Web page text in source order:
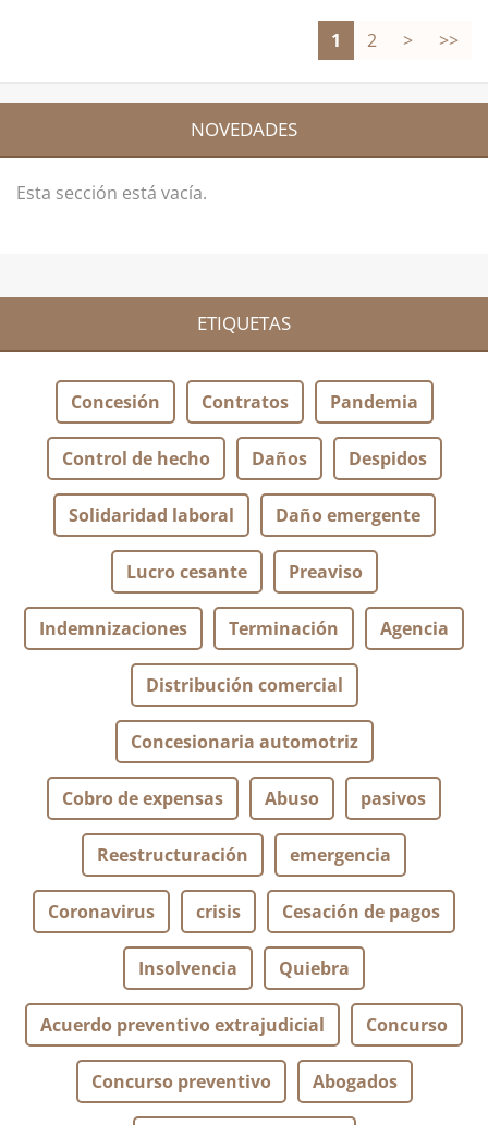
1 2 > >>
NOVEDADES
Esta sección está vacía.
ETIQUETAS
Concesión Contratos Pandemia
Control de hecho Daños Despidos
Solidaridad laboral Daño emergente
Lucro cesante Preaviso
Indemnizaciones Terminación Agencia
Distribución comercial
Concesionaria automotriz
Cobro de expensas Abuso pasivos
Reestructuración emergencia
Coronavirus crisis Cesación de pagos
Insolvencia Quiebra
Acuerdo preventivo extrajudicial Concurso
Concurso preventivo Abogados